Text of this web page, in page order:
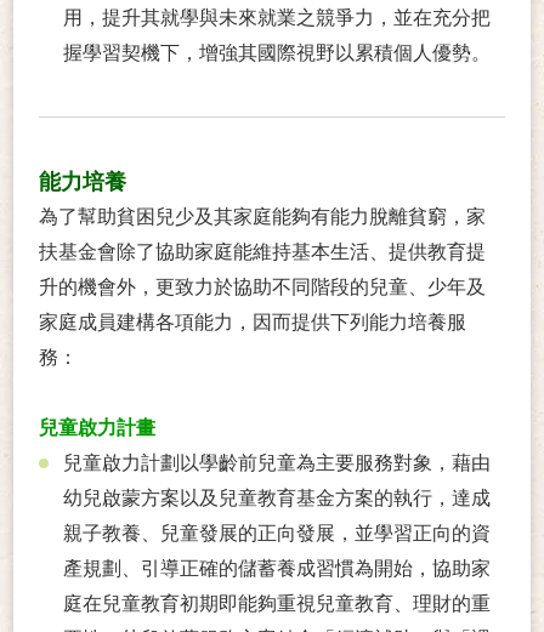
用，提升其就學與未來就業之競爭力，並在充分把
握學習契機下，增強其國際視野以累積個人優勢。
能力培養
為了幫助貧困兒少及其家庭能夠有能力脫離貧窮，家
扶基金會除了協助家庭能維持基本生活、提供教育提
升的機會外，更致力於協助不同階段的兒童、少年及
家庭成員建構各項能力，因而提供下列能力培養服
務：
兒童啟力計畫
兒童啟力計劃以學齡前兒童為主要服務對象，藉由
幼兒啟蒙方案以及兒童教育基金方案的執行，達成
親子教養、兒童發展的正向發展，並學習正向的資
產規劃、引導正確的儲蓄養成習慣為開始，協助家
庭在兒童教育初期即能夠重視兒童教育、理財的重